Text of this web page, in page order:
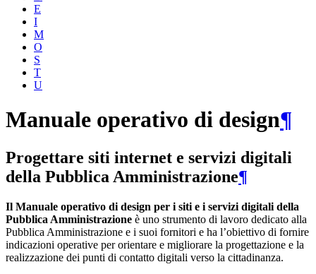
E
I
M
O
S
T
U
Manuale operativo di design¶
Progettare siti internet e servizi digitali
della Pubblica Amministrazione¶
Il Manuale operativo di design per i siti e i servizi digitali della
Pubblica Amministrazione è uno strumento di lavoro dedicato alla
Pubblica Amministrazione e i suoi fornitori e ha l’obiettivo di fornire
indicazioni operative per orientare e migliorare la progettazione e la
realizzazione dei punti di contatto digitali verso la cittadinanza.